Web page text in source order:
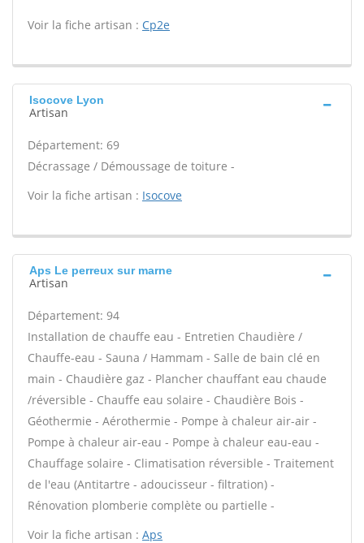
Voir la fiche artisan : Cp2e
Isocove Lyon
Artisan
Département: 69
Décrassage / Démoussage de toiture -
Voir la fiche artisan : Isocove
Aps Le perreux sur marne
Artisan
Département: 94
Installation de chauffe eau - Entretien Chaudière /
Chauffe-eau - Sauna / Hammam - Salle de bain clé en
main - Chaudière gaz - Plancher chauffant eau chaude
/réversible - Chauffe eau solaire - Chaudière Bois -
Géothermie - Aérothermie - Pompe à chaleur air-air -
Pompe à chaleur air-eau - Pompe à chaleur eau-eau -
Chauffage solaire - Climatisation réversible - Traitement
de l'eau (Antitartre - adoucisseur - filtration) -
Rénovation plomberie complète ou partielle -
Voir la fiche artisan : Aps